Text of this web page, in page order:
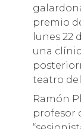
premio
lunes 22
una
teatro
Ramón
profesor